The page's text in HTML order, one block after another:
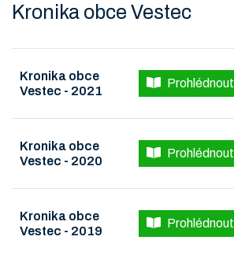
Kronika obce Vestec
Kronika obce
Vestec - 2021
Prohlédnout
Kronika obce
Vestec - 2020
Prohlédnout
Kronika obce
Vestec - 2019
Prohlédnout